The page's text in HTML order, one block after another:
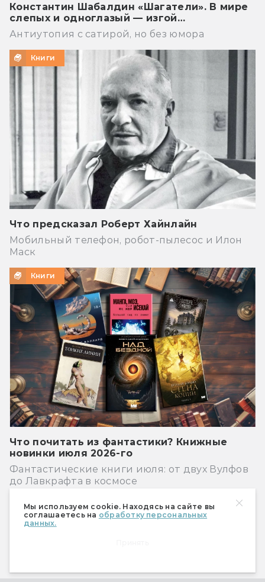
Мы используем cookie. Находясь на сайте вы
соглашаетесь на обработку персональных
данных.
Константин Шабалдин «Шагатели». В мире
слепых и одноглазый — изгой…
Антиутопия с сатирой, но без юмора
Книги
Что предсказал Роберт Хайнлайн
Мобильный телефон, робот-пылесос и Илон
Маск
Книги
Что почитать из фантастики? Книжные
новинки июля 2026-го
Фантастические книги июля: от двух Вулфов
до Лавкрафта в космосе
Показать ещё